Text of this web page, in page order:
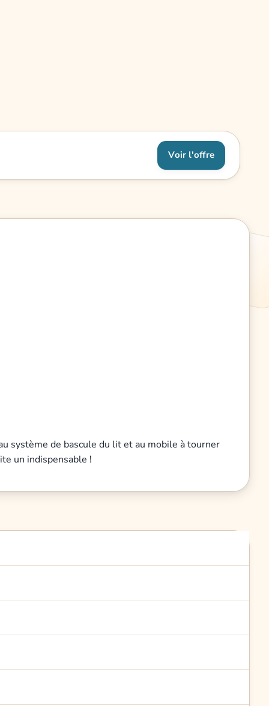
Voir l'offre
système de bascule du lit et au mobile à tourner
un indispensable !